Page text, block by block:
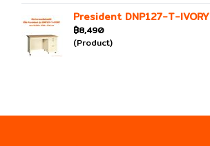
President DNP127-T-IVORY
฿8,490
(Product)